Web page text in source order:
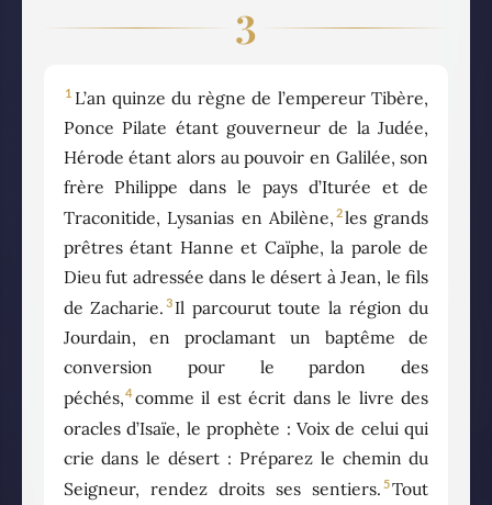
3
1 L’an quinze du règne de l’empereur Tibère,
Ponce Pilate étant gouverneur de la Judée,
Hérode étant alors au pouvoir en Galilée, son
frère Philippe dans le pays d’Iturée et de
Traconitide, Lysanias en Abilène, 2les grands
prêtres étant Hanne et Caïphe, la parole de
Dieu fut adressée dans le désert à Jean, le fils
de Zacharie. 3 Il parcourut toute la région du
Jourdain, en proclamant un baptême de
conversion pour le pardon des
péchés,4 comme il est écrit dans le livre des
oracles d’Isaïe, le prophète : Voix de celui qui
crie dans le désert : Préparez le chemin du
Seigneur, rendez droits ses sentiers. 5Tout